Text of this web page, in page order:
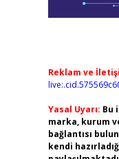
Reklam ve
Yasal Uyarı: Bu
marka, kurum
bağlantısı
kendi